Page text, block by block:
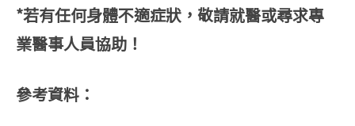
*若有任何身體不適症狀，敬請就醫或尋求專
業醫事人員協助！
參考資料：